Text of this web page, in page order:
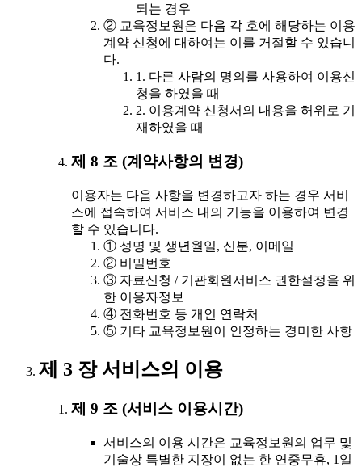
되는 경우
② 교육정보원은 다음 각 호에 해당하는 이용
계약 신청에 대하여는 이를 거절할 수 있습니
다.
1. 다른 사람의 명의를 사용하여 이용신
청을 하였을 때
2. 이용계약 신청서의 내용을 허위로 기
재하였을 때
제 8 조 (계약사항의 변경)
이용자는 다음 사항을 변경하고자 하는 경우 서비
스에 접속하여 서비스 내의 기능을 이용하여 변경
할 수 있습니다.
① 성명 및 생년월일, 신분, 이메일
② 비밀번호
③ 자료신청 / 기관회원서비스 권한설정을 위
한 이용자정보
④ 전화번호 등 개인 연락처
⑤ 기타 교육정보원이 인정하는 경미한 사항
제 3 장 서비스의 이용
제 9 조 (서비스 이용시간)
서비스의 이용 시간은 교육정보원의 업무 및
기술상 특별한 지장이 없는 한 연중무휴, 1일